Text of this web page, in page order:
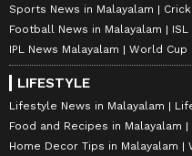
Sports News in Malayalam
Football News in Malayalam
IPL News Malayalam
World Cup
LIFESTYLE
Lifestyle News in Malayalam
Food and Recipes in Malayalam
Home Decor Tips in Malayalam